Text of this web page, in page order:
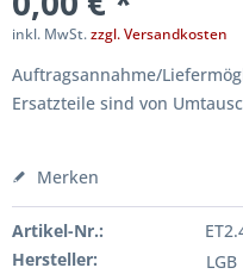
inkl. MwSt.zzgl. Versandkosten
Auftragsannahme/
Ersatzteile sind von
Merken
Artikel-Nr.:
Hersteller:
LGB